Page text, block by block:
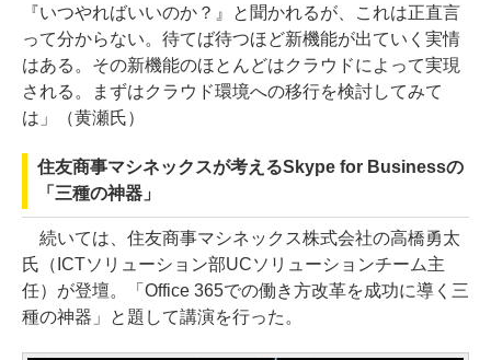
『いつやればいいのか？』と聞かれるが、これは正直言
って分からない。待てば待つほど新機能が出ていく実情
はある。その新機能のほとんどはクラウドによって実現
される。まずはクラウド環境への移行を検討してみて
は」（黄瀬氏）
住友商事マシネックスが考えるSkype for Businessの
「三種の神器」
続いては、住友商事マシネックス株式会社の高橋勇太
氏（ICTソリューション部UCソリューションチーム主
任）が登壇。「Office 365での働き方改革を成功に導く三
種の神器」と題して講演を行った。